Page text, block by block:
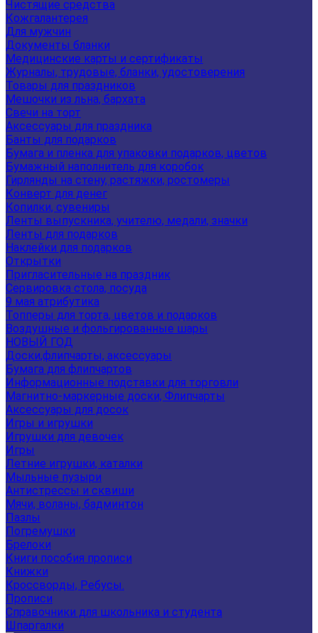
Чистящие средства
Кожгалантерея
Для мужчин
Документы бланки
Медицинские карты и сертификаты
Журналы, трудовые, бланки, удостоверения
Товары для праздников
Мешочки из льна, бархата
Свечи на торт
Аксессуары для праздника
Банты для подарков
Бумага и пленка для упаковки подарков, цветов
Бумажный наполнитель для коробок
Гирлянды на стену, растяжки, ростомеры
Конверт для денег
Копилки, сувениры
Ленты выпускника, учителю, медали, значки
Ленты для подарков
Наклейки для подарков
Открытки
Пригласительные на праздник
Сервировка стола, посуда
9 мая атрибутика
Топперы для торта, цветов и подарков
Воздушные и фольгированные шары
НОВЫЙ ГОД
Доски,флипчарты, аксессуары
Бумага для флипчартов
Информационные подставки для торговли
Магнитно-маркерные доски, Флипчарты
Аксессуары для досок
Игры и игрушки
Игрушки для девочек
Игры
Летние игрушки, каталки
Мыльные пузыри
Антистрессы и сквиши
Мячи, воланы, бадминтон
Пазлы
Погремушки
Брелоки
Книги пособия прописи
Книжки
Кроссворды, Ребусы.
Прописи
Справочники для школьника и студента
Шпаргалки